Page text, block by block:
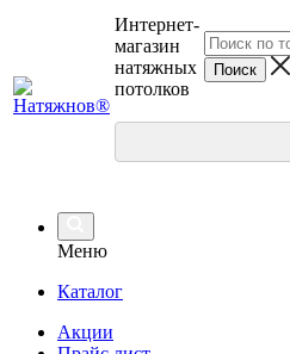
Интернет-
магазин
натяжных
потолков
Меню
Каталог
Акции